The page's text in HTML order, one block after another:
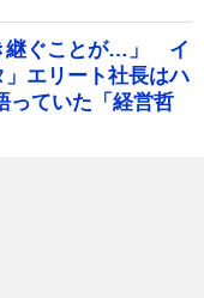
継ぐことが…」 イ
エリート社長はハ
ていた「経営哲